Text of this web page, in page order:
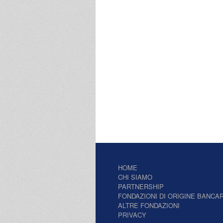
HOME
CHI SIAMO
PARTNERSHIP
FONDAZIONI DI ORIGINE
ALTRE FONDAZIONI
PRIVACY